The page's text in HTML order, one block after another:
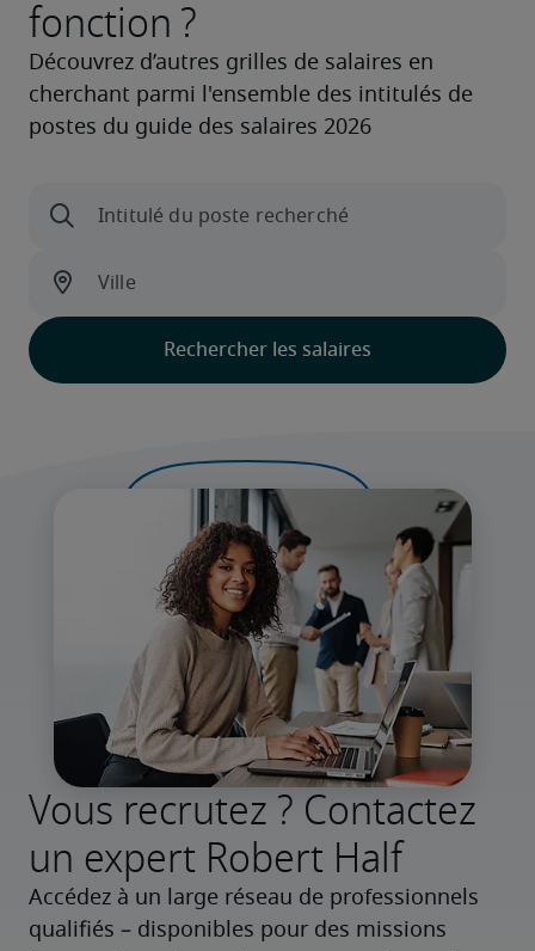
fonction ?
Vous recrutez ? Contactez
un expert Robert Half
Accédez à un large réseau de professionnels
qualifiés – disponibles pour des missions